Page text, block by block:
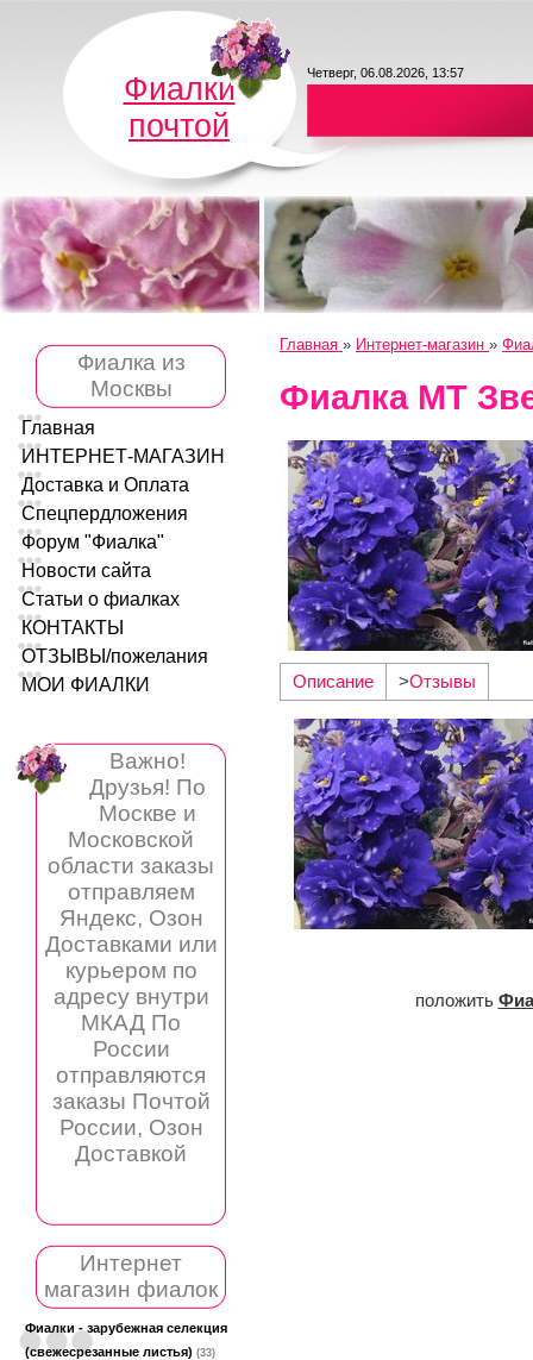
Фиалки
почтой
Четверг, 06.08.2026, 13:57
Фиалка из
Москвы
Главная
ИНТЕРНЕТ-МАГАЗИН
Доставка и Оплата
Спецпердложения
Форум "Фиалка"
Новости сайта
Статьи о фиалках
КОНТАКТЫ
ОТЗЫВЫ/пожелания
МОИ ФИАЛКИ
Важно!
Друзья! По
Москве и
Московской
области заказы
отправляем
Яндекс, Озон
Доставками или
курьером по
адресу внутри
МКАД По
России
отправляются
заказы Почтой
России, Озон
Доставкой
Интернет
магазин фиалок
Фиалки - зарубежная селекция
(свежесрезанные листья) (33)
Главная » Интернет-магазин »
Фиалка МТ
Описание >Отзывы
положить